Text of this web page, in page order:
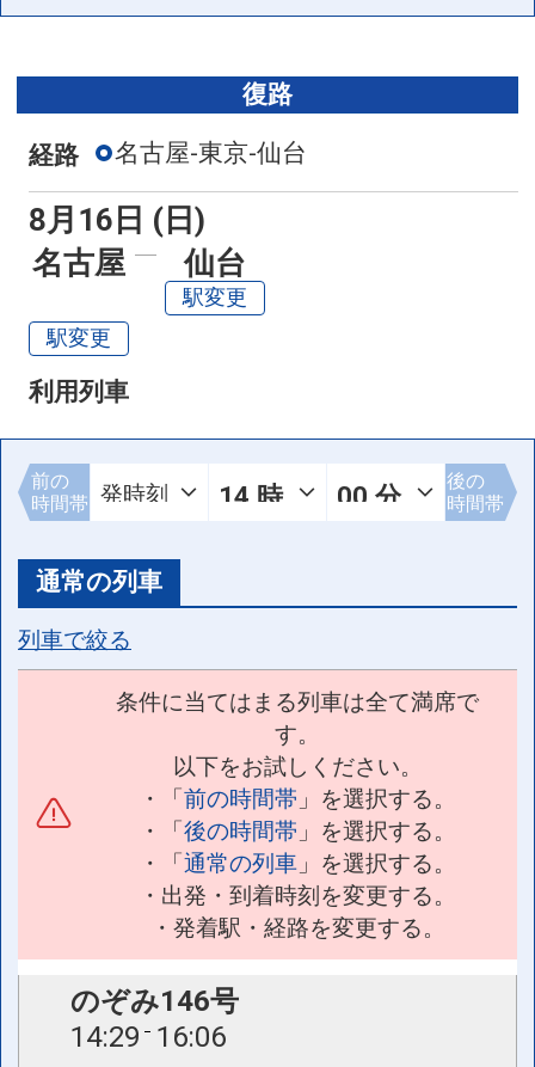
復路
経路 名古屋-東京-仙台
8月16日 (日)
名古屋
駅変更
仙台
駅変更
利用列車
前の
時間帯
後の
時間帯
通常の列車
列車で絞る
条件に当てはまる列車は全て満席で
す。
以下をお試しください。
・「前の時間帯 」を選択する。
・「後の時間帯 」を選択する。
・「通常の列車 」を選択する。
・出発・到着時刻を変更する。
・発着駅・経路を変更する。
のぞみ146号
14:29 16:06